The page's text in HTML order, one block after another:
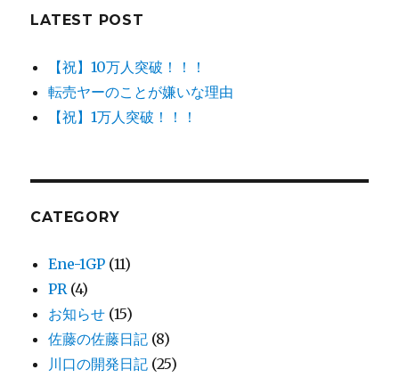
LATEST POST
【祝】10万人突破！！！
転売ヤーのことが嫌いな理由
【祝】1万人突破！！！
CATEGORY
Ene-1GP (11)
PR (4)
お知らせ (15)
佐藤の佐藤日記 (8)
川口の開発日記 (25)